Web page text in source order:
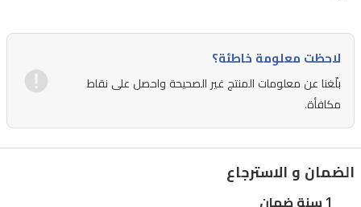
لاحظت معلومة خاطئة؟
بلّغنا عن معلومات المنتج غير الصحيحة واحصل على نقاط
مكافأة.
الضمان و الاسترجاع
1 سنة ضمان